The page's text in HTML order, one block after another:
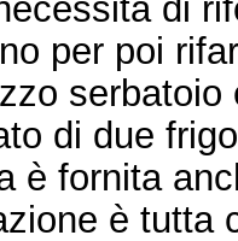
di
per poi
di due
è fornita
è tutta